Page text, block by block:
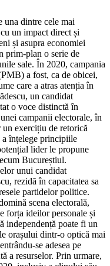
una dintre cele mai
un impact direct și
și asupra economiei
prim-plan o serie de
sale. În 2020, campania
a fost, ca de obicei,
care a atras atenția în
un candidat
o voce distinctă în
campanii electorale, în
exercițiu de retorică
înțelege principiile
lider le propune
Bucureștiul.
unui candidat
rezidă în capacitatea sa
partidelor politice.
scena electorală,
forța ideilor personale și
independență poate fi un
orașului dintr-o optică mai
se adesea pe
a resurselor. Prin urmare,